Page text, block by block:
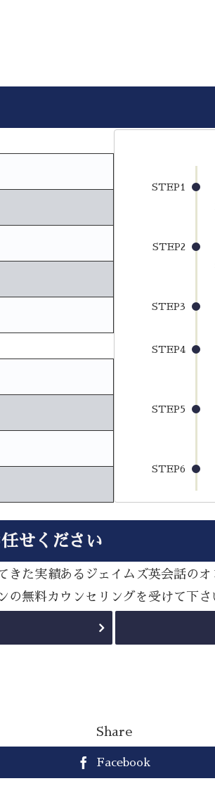
STEP1
STEP2
STEP3
STEP4
STEP5
STEP6
せください
た実績あるジェイムズ英会話の
無料カウンセリングを受けて下さ
Share
Facebook